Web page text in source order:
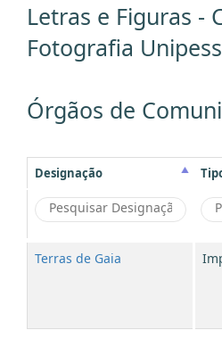
Letras e Figuras -
Fotografia
Órgãos de
Designação
Terras de Gaia